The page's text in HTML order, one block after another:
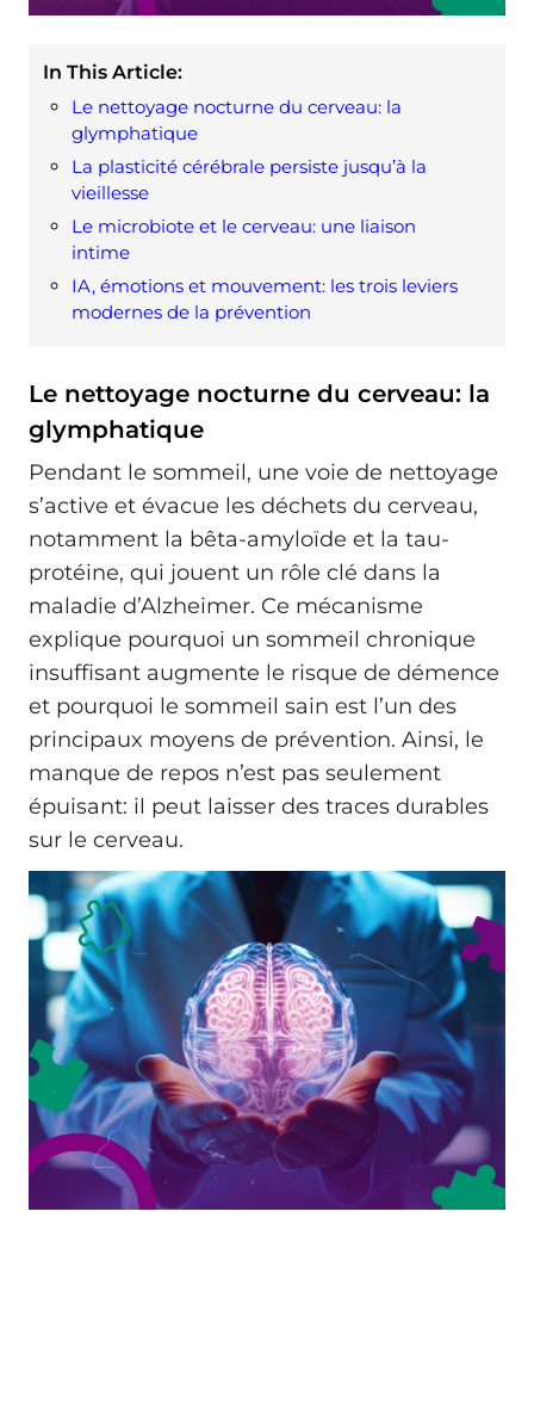
In This Article:
Le nettoyage nocturne du cerveau: la
glymphatique
La plasticité cérébrale persiste jusqu’à la
vieillesse
Le microbiote et le cerveau: une liaison
intime
IA, émotions et mouvement: les trois leviers
modernes de la prévention
Le nettoyage nocturne du cerveau: la
glymphatique
Pendant le sommeil, une voie de nettoyage
s’active et évacue les déchets du cerveau,
notamment la bêta-amyloïde et la tau-
protéine, qui jouent un rôle clé dans la
maladie d’Alzheimer. Ce mécanisme
explique pourquoi un sommeil chronique
insuffisant augmente le risque de démence
et pourquoi le sommeil sain est l’un des
principaux moyens de prévention. Ainsi, le
manque de repos n’est pas seulement
épuisant: il peut laisser des traces durables
sur le cerveau.